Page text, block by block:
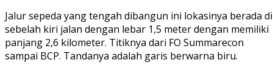
Jalur sepeda yang tengah dibangun ini lokasinya berada di
sebelah kiri jalan dengan lebar 1,5 meter dengan memiliki
panjang 2,6 kilometer. Titiknya dari FO Summarecon
sampai BCP. Tandanya adalah garis berwarna biru.